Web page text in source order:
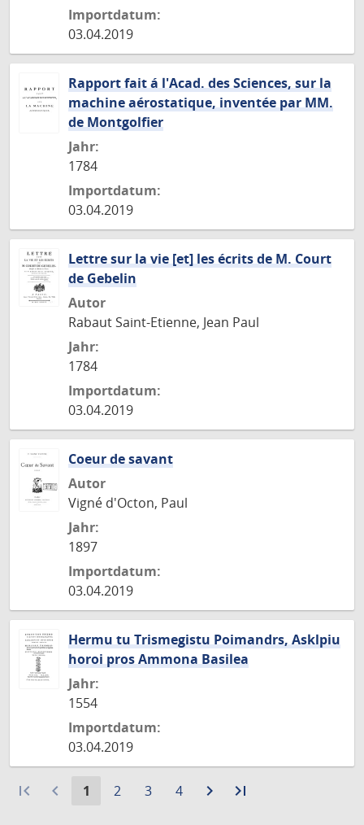
Importdatum:
03.04.2019
Rapport fait á l'Acad. des Sciences, sur la
machine aérostatique, inventée par MM.
de Montgolfier
Jahr:
1784
Importdatum:
03.04.2019
Lettre sur la vie [et] les écrits de M. Court
de Gebelin
Autor
Rabaut Saint-Etienne, Jean Paul
Jahr:
1784
Importdatum:
03.04.2019
Coeur de savant
Autor
Vigné d'Octon, Paul
Jahr:
1897
Importdatum:
03.04.2019
Hermu tu Trismegistu Poimandrs, Asklpiu
horoi pros Ammona Basilea
Jahr:
1554
Importdatum:
03.04.2019
first_page navigate_before
Aktuelle
1
Gehe
2
Gehe
3
Gehe
4 navigate_next
Zurlast_page